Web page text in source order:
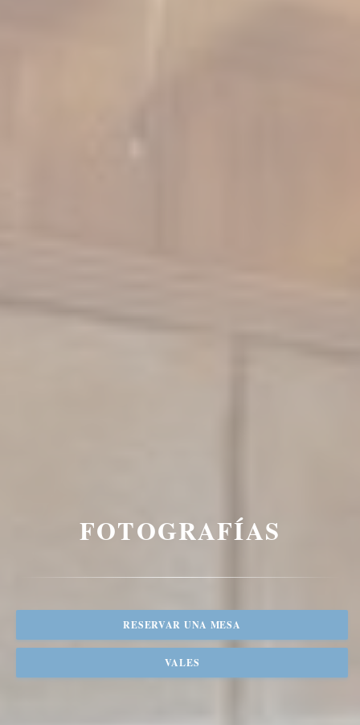
FOTOGRAFÍAS
RESERVAR UNA MESA
VALES